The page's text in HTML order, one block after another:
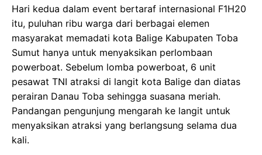
Hari kedua dalam event bertaraf internasional F1H20
itu, puluhan ribu warga dari berbagai elemen
masyarakat memadati kota Balige Kabupaten Toba
Sumut hanya untuk menyaksikan perlombaan
powerboat. Sebelum lomba powerboat, 6 unit
pesawat TNI atraksi di langit kota Balige dan diatas
perairan Danau Toba sehingga suasana meriah.
Pandangan pengunjung mengarah ke langit untuk
menyaksikan atraksi yang berlangsung selama dua
kali.